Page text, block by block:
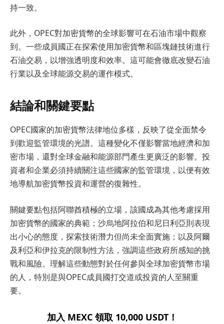
持一致。
此外，OPEC對加密貨幣的全球影響可在石油市場中觀察
到。一些成員國正在探索使用加密貨幣和區塊鏈技術進行
石油交易，以增強透明度和效率。這可能會徹底改變石油
行業以及全球能源交易的運作模式。
結論和關鍵要點
OPEC國家的加密貨幣法律地位多樣，反映了從全面禁令
到歡迎監管環境的光譜。這種變化不僅影響當地經濟和加
密市場，還對全球金融和能源部門產生更廣泛的影響。投
資者和企業必須持續關注這些國家的監管環境，以便有效
地導航加密貨幣投資和運營的復雜性。
關鍵要點包括阿聯酋積極的立場，該國成為其他考慮採用
加密貨幣的國家的典範；沙烏地阿拉伯和尼日利亞則表現
出小心的態度，探索技術潛力但尚未全面實施；以及阿爾
及利亞和伊拉克的限制性方法，強調這些政府所感知的挑
戰和風險。理解這些動態對於任何參與全球加密貨幣市場
的人，特別是與OPEC成員國打交道或投資的人至關重
要。
加入 MEXC 領取 10,000 USDT！